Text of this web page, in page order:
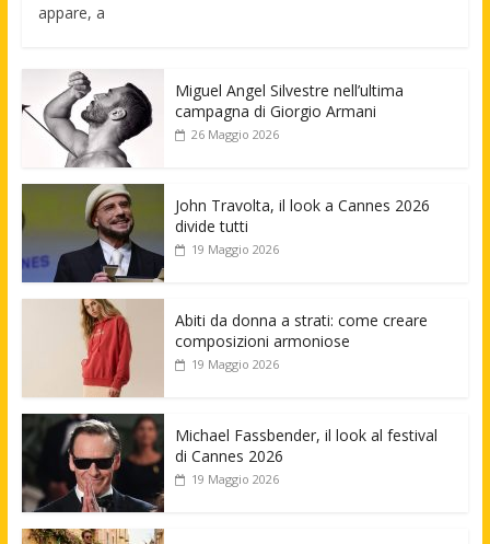
appare, a
Miguel Angel Silvestre nell’ultima
campagna di Giorgio Armani
26 Maggio 2026
John Travolta, il look a Cannes 2026
divide tutti
19 Maggio 2026
Abiti da donna a strati: come creare
composizioni armoniose
19 Maggio 2026
Michael Fassbender, il look al festival
di Cannes 2026
19 Maggio 2026